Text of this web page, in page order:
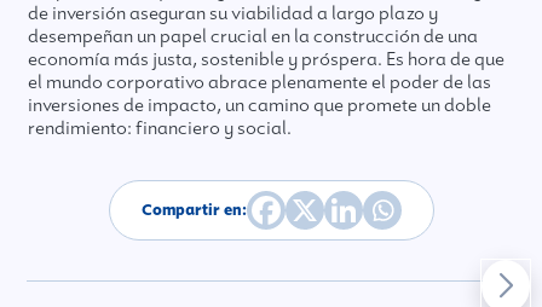
de inversión aseguran su viabilidad a largo plazo y
desempeñan un papel crucial en la construcción de una
economía más justa, sostenible y próspera. Es hora de que
el mundo corporativo abrace plenamente el poder de las
inversiones de impacto, un camino que promete un doble
rendimiento: financiero y social.
Compartir en: